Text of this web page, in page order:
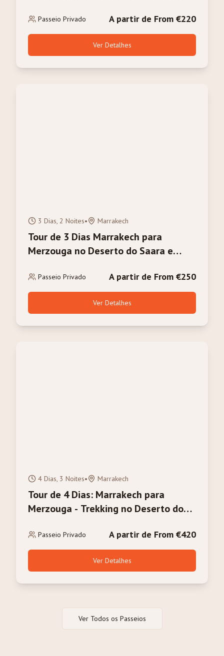
Passeio Privado A partir de From €220
Ver Detalhes
3 Dias, 2 Noites• Marrakech
Tour de 3 Dias Marrakech para
Merzouga no Deserto do Saara e
Passeio Privado A partir de From €250
Ver Detalhes
4 Dias, 3 Noites• Marrakech
Tour de 4 Dias: Marrakech para
Merzouga - Trekking no Deserto do
Passeio Privado A partir de From €420
Ver Detalhes
Ver Todos os Passeios